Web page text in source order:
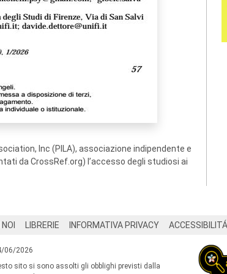
Inc (PILA), associazione indipendente e
da CrossRef.org) l’accesso degli studiosi ai
LIBRERIE INFORMATIVA PRIVACY ACCESSIBILITÁ
06/2026
sito si sono assolti gli obblighi previsti dalla